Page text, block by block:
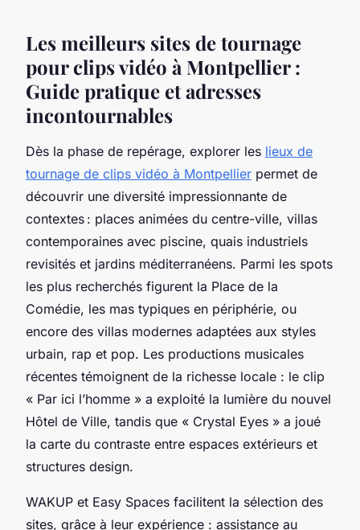
Les meilleurs sites de tournage
pour clips vidéo à Montpellier :
Guide pratique et adresses
incontournables
Dès la phase de repérage, explorer les lieux de
tournage de clips vidéo à Montpellier permet de
découvrir une diversité impressionnante de
contextes : places animées du centre-ville, villas
contemporaines avec piscine, quais industriels
revisités et jardins méditerranéens. Parmi les spots
les plus recherchés figurent la Place de la
Comédie, les mas typiques en périphérie, ou
encore des villas modernes adaptées aux styles
urbain, rap et pop. Les productions musicales
récentes témoignent de la richesse locale : le clip
« Par ici l’homme » a exploité la lumière du nouvel
Hôtel de Ville, tandis que « Crystal Eyes » a joué
la carte du contraste entre espaces extérieurs et
structures design.
WAKUP et Easy Spaces facilitent la sélection des
sites, grâce à leur expérience : assistance au